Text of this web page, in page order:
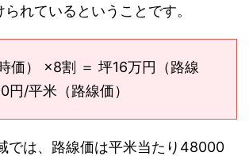
れているということです。
価） ×8割 ＝ 坪16万円（路線
/平米（路線価）
では、路線価は平米当たり48000